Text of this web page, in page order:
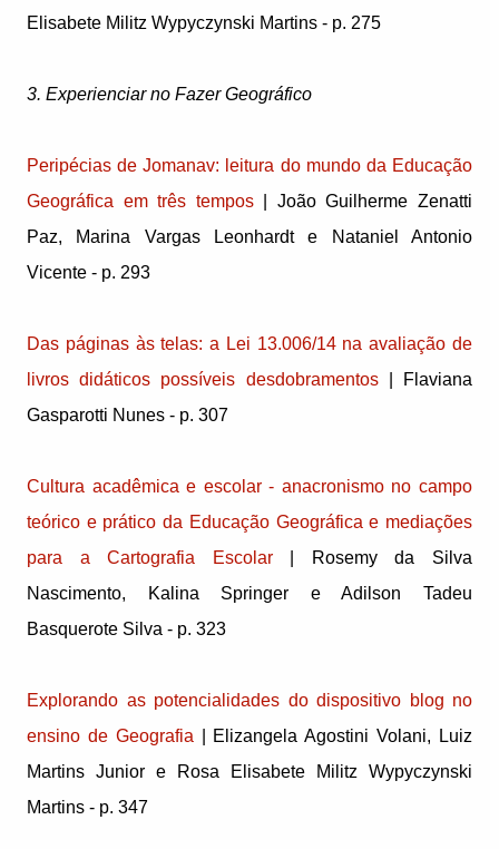
Elisabete Militz Wypyczynski Martins - p. 275
3. Experienciar no Fazer Geográfico
Peripécias de Jomanav: leitura do mundo da Educação
Geográfica em três tempos| João Guilherme Zenatti
Paz, Marina Vargas Leonhardt e Nataniel Antonio
Vicente - p. 293
Das páginas às telas: a Lei 13.006/14 na avaliação de
livros didáticos possíveis desdobramentos| Flaviana
Gasparotti Nunes - p. 307
Cultura acadêmica e escolar - anacronismo no campo
teórico e prático da Educação Geográfica e mediações
para a Cartografia Escolar| Rosemy da Silva
Nascimento, Kalina Springer e Adilson Tadeu
Basquerote Silva - p. 323
Explorando as potencialidades do dispositivo blog no
ensino de Geografia | Elizangela Agostini Volani, Luiz
Martins Junior e Rosa Elisabete Militz Wypyczynski
Martins - p. 347